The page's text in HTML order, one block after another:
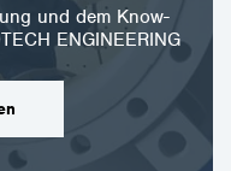
und dem Know-
ENGINEERING